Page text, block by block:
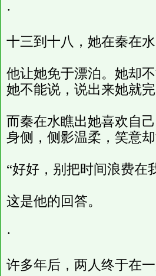
·
十三到十八，她在秦在
他让她免于漂泊。她却
她不能说，说出来她就完
而秦在水瞧出她喜欢自
身侧，侧影温柔，笑意却
“好好，别把时间浪费在
这是他的回答。
·
许多年后，两人终于在一